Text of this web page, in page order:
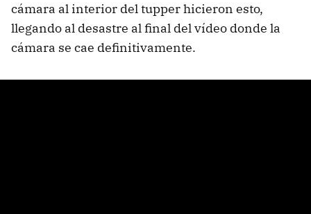
cámara al interior del tupper hicieron esto,
llegando al desastre al final del vídeo donde la
cámara se cae definitivamente.